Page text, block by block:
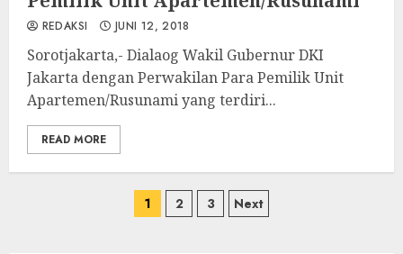
REDAKSI JUNI 12, 2018
Sorotjakarta,- Dialaog Wakil Gubernur DKI
Jakarta dengan Perwakilan Para Pemilik Unit
Apartemen/Rusunami yang terdiri...
READ MORE
Paginasi
1 2 3 Next